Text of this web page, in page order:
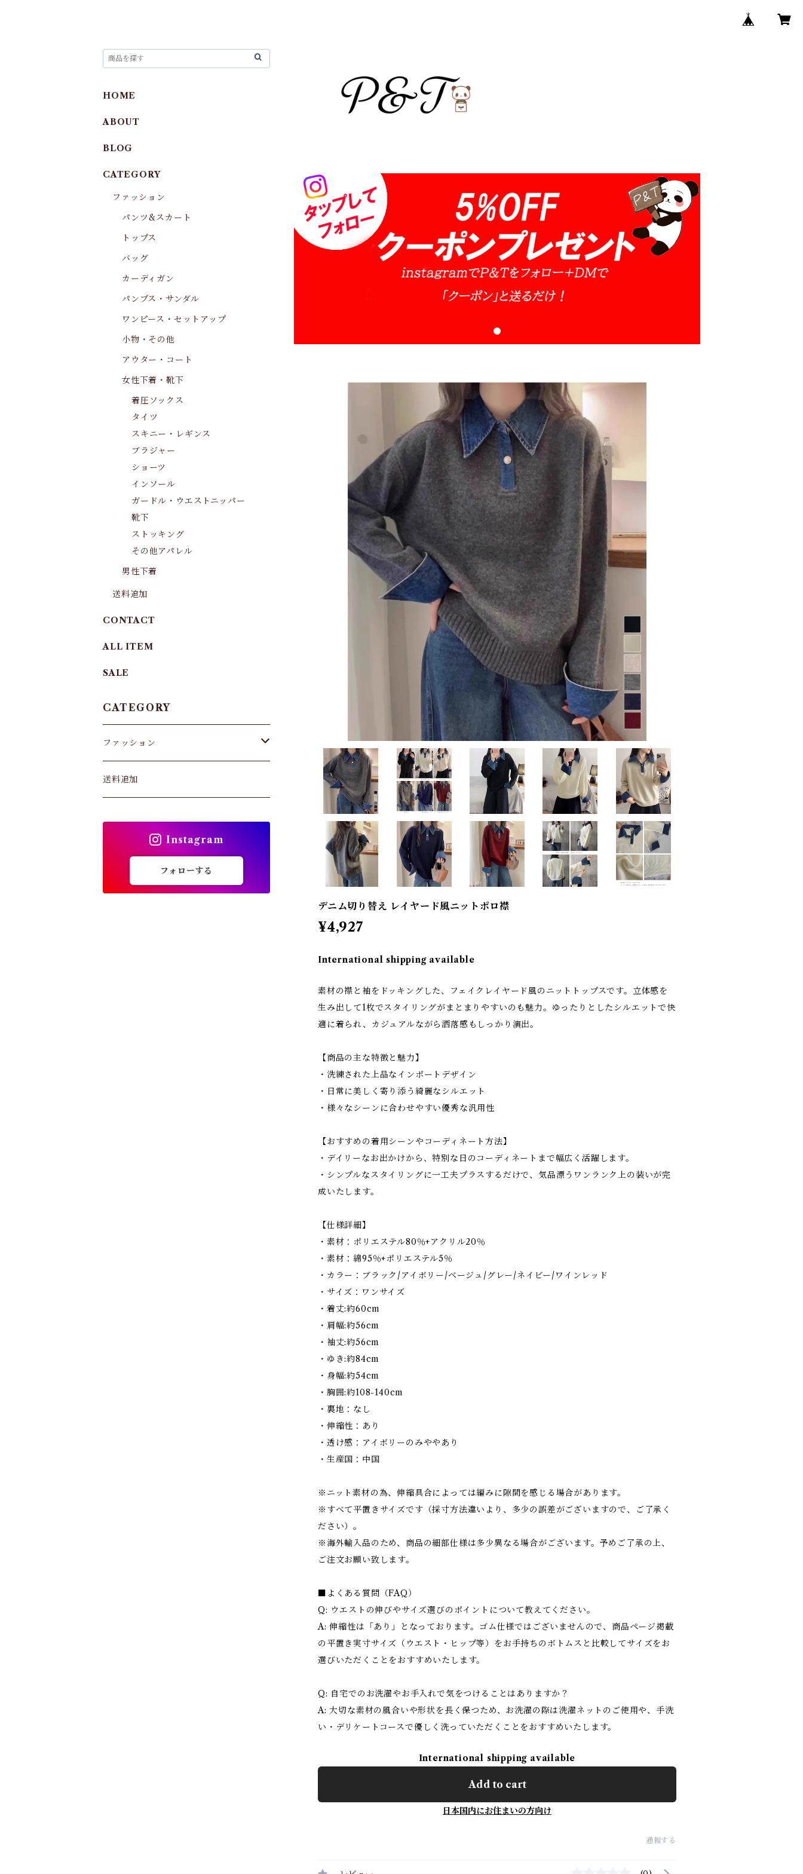
デニム切り替え レイヤード風ニットポロ襟
¥4,927
International shipping available
素材の襟と袖をドッキングした、フェイクレイヤード風のニットトップスです。立体感を
生み出して1枚でスタイリングがまとまりやすいのも魅力。ゆったりとしたシルエットで快
適に着られ、カジュアルながら洒落感もしっかり演出。
【商品の主な特徴と魅力】
・洗練された上品なインポートデザイン
・日常に美しく寄り添う綺麗なシルエット
・様々なシーンに合わせやすい優秀な汎用性
【おすすめの着用シーンやコーディネート方法】
・デイリーなお出かけから、特別な日のコーディネートまで幅広く活躍します。
・シンプルなスタイリングに一工夫プラスするだけで、気品漂うワンランク上の装いが完
成いたします。
【仕様詳細】
・素材：ポリエステル80％+アクリル20％
・素材：綿95％+ポリエステル5％
・カラー：ブラック/アイボリー/ベージュ/グレー/ネイビー/ワインレッド
・サイズ：ワンサイズ
・着丈:約60cm
・肩幅:約56cm
・袖丈:約56cm
・ゆき:約84cm
・身幅:約54cm
・胸囲:約108-140cm
・裏地：なし
・伸縮性：あり
・透け感：アイボリーのみややあり
・生産国：中国
※ニット素材の為、伸縮具合によっては編みに隙間を感じる場合があります。
※すべて平置きサイズです（採寸方法違いより、多少の誤差がございますので、ご了承く
ださい）。
※海外輸入品のため、商品の細部仕様は多少異なる場合がございます。予めご了承の上、
ご注文お願い致します。
■よくある質問（FAQ）
Q: ウエストの伸びやサイズ選びのポイントについて教えてください。
A: 伸縮性は「あり」となっております。ゴム仕様ではございませんので、商品ページ掲載
の平置き実寸サイズ（ウエスト・ヒップ等）をお手持ちのボトムスと比較してサイズをお
選びいただくことをおすすめいたします。
Q: 自宅でのお洗濯やお手入れで気をつけることはありますか？
A: 大切な素材の風合いや形状を長く保つため、お洗濯の際は洗濯ネットのご使用や、手洗
い・デリケートコースで優しく洗っていただくことをおすすめいたします。
International shipping available
Add to cart
日本国内にお住まいの方向け
通報する
HOME
ABOUT
BLOG
CATEGORY
ファッション
パンツ&スカート
トップス
バッグ
カーディガン
パンプス・サンダル
ワンピース・セットアップ
小物・その他
アウター・コート
女性下着・靴下
着圧ソックス
タイツ
スキニー・レギンス
ブラジャー
ショーツ
インソール
ガードル・ウエストニッパー
靴下
ストッキング
その他アパレル
男性下着
送料追加
CONTACT
ALL ITEM
SALE
CATEGORY
ファッション
パンツ&スカート
カーディガン
送料追加
Instagram
フォローする